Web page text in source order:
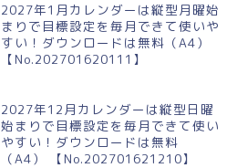
2027年1月カレンダーは縦型月曜始
まりで目標設定を毎月できて使いや
すい！ダウンロードは無料（A4）
【No.202701620111】
2027年12月カレンダーは縦型日曜
始まりで目標設定を毎月できて使い
やすい！ダウンロードは無料
（A4） 【No.202701621210】